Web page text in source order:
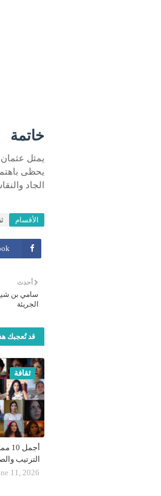
خاتمة
يمثل
يحظى
الجاد
الأقسام
أحدث
سامي بن شيخ:
الجريئة
قد تُعجبك
ثقافة
الترتيب
11, 2026